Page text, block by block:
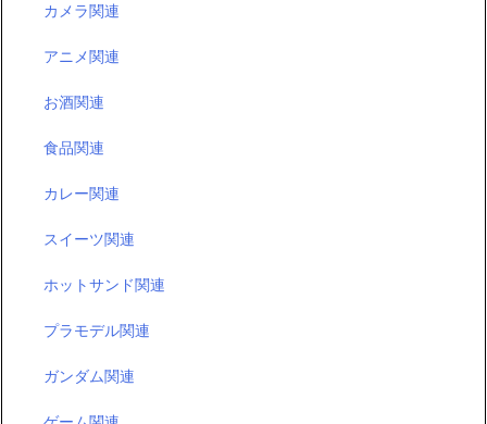
カメラ関連
アニメ関連
お酒関連
食品関連
カレー関連
スイーツ関連
ホットサンド関連
プラモデル関連
ガンダム関連